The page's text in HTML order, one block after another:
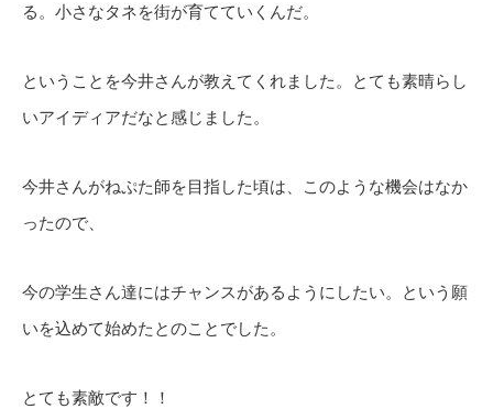
る。小さなタネを街が育てていくんだ。
ということを今井さんが教えてくれました。とても素晴らし
いアイディアだなと感じました。
今井さんがねぷた師を目指した頃は、このような機会はなか
ったので、
今の学生さん達にはチャンスがあるようにしたい。という願
いを込めて始めたとのことでした。
とても素敵です！！